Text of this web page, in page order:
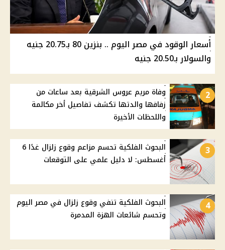
أسعار الوقود في مصر اليوم .. بنزين 80 بـ20.75 جنيه
والسولار بـ20.50 جنيه
2
وفاة مريم عروس الشرقية بعد ساعات من
زفافها والدتها تكشف تفاصيل أخر مكالمة
واللحظات الأخيرة
3
البحوث الفلكية تحسم مزاعم وقوع زلزال غدًا 6
أغسطس: لا دليل علمي على التوقعات
4
البحوث الفلكية تنفي وقوع زلزال في مصر اليوم
وتحسم شائعات الهزة المدمرة